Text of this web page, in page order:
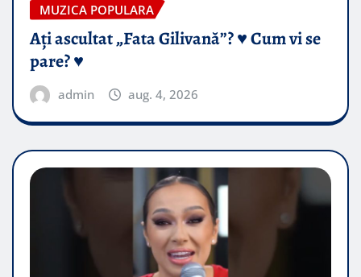
MUZICA POPULARA
Ați ascultat „Fata Gilivană”? ♥️ Cum vi se
pare? ♥️
admin aug. 4, 2026